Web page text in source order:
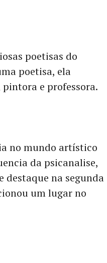
poetisas do
poetisa, ela
e professora.
no mundo artístico
da psicanalise,
destaque na segunda
um lugar no